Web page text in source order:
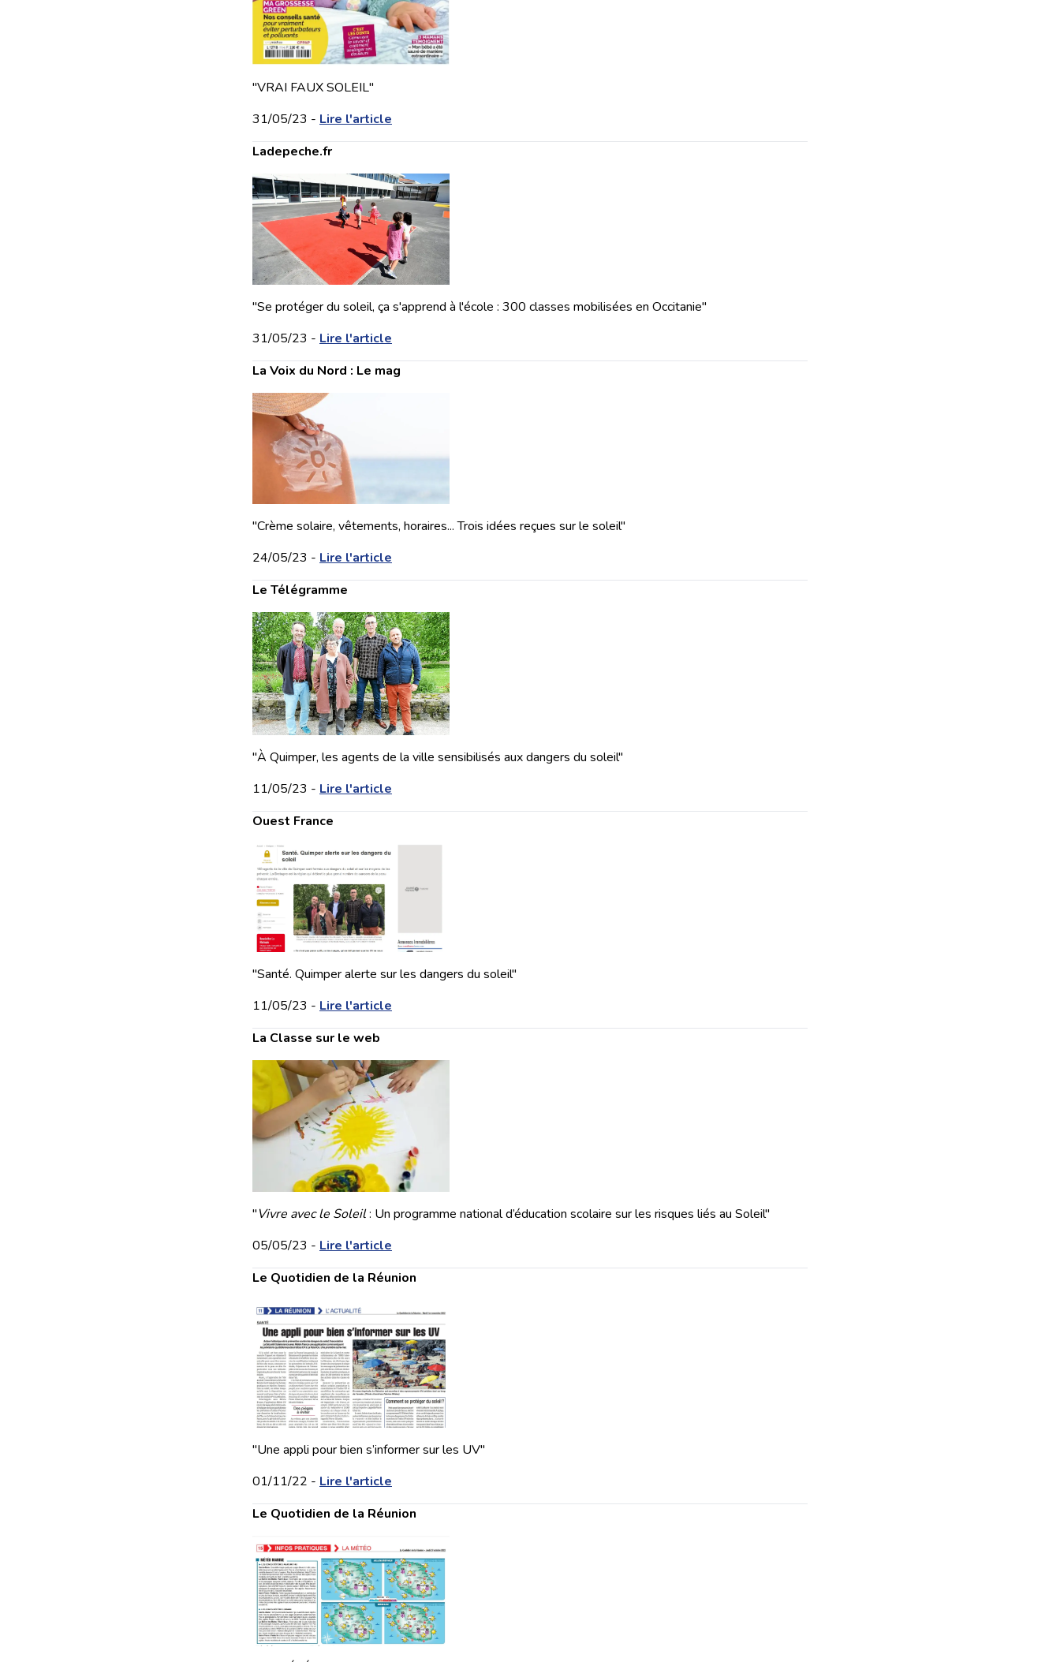
"VRAI FAUX SOLEIL"
31/05/23 - Lire l'article
Ladepeche.fr
"Se protéger du soleil, ça s'apprend à l'école : 300 classes mobilisées en Occitanie"
31/05/23 - Lire l'article
La Voix du Nord : Le mag
"Crème solaire, vêtements, horaires... Trois idées reçues sur le soleil"
24/05/23 - Lire l'article
Le Télégramme
"À Quimper, les agents de la ville sensibilisés aux dangers du soleil"
11/05/23 - Lire l'article
Ouest France
"Santé. Quimper alerte sur les dangers du soleil"
11/05/23 - Lire l'article
La Classe sur le web
"Vivre avec le Soleil: Un programme national d’éducation scolaire sur les risques liés au Soleil"
05/05/23 - Lire l'article
Le Quotidien de la Réunion
"Une appli pour bien s’informer sur les UV"
01/11/22 - Lire l'article
Le Quotidien de la Réunion